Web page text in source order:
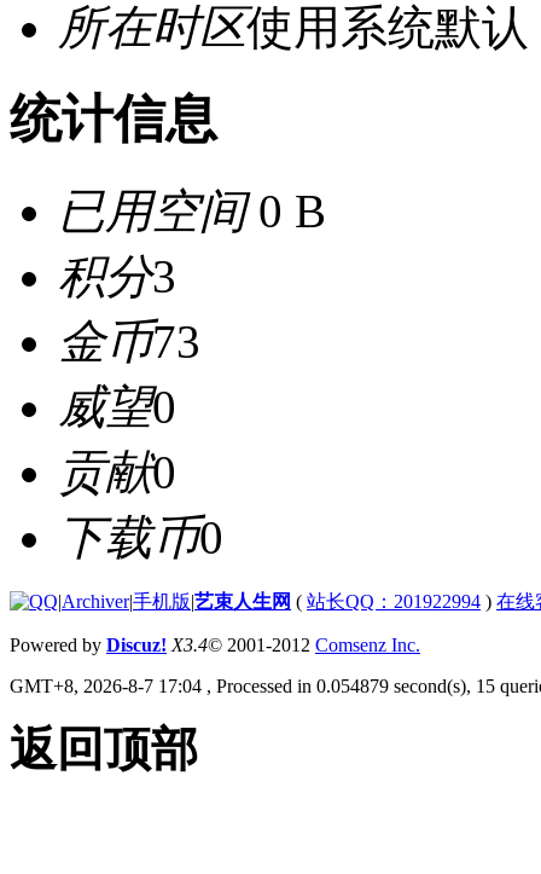
所在时区使用系统默认
统计信息
已用空间0 B
积分3
金币73
威望0
贡献0
下载币0
|Archiver|手机版|艺束人生网 ( 站长QQ：201922994 ) 在线
Powered by Discuz! X3.4© 2001-2012 Comsenz Inc.
GMT+8, 2026-8-7 17:04 , Processed in 0.054879 second(s), 15
返回顶部